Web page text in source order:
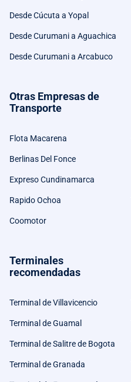
Desde Cúcuta a Yopal
Desde Curumani a Aguachica
Desde Curumani a Arcabuco
Otras Empresas de
Transporte
Flota Macarena
Berlinas Del Fonce
Expreso Cundinamarca
Rapido Ochoa
Coomotor
Terminales
recomendadas
Terminal de Villavicencio
Terminal de Guamal
Terminal de Salitre de Bogota
Terminal de Granada